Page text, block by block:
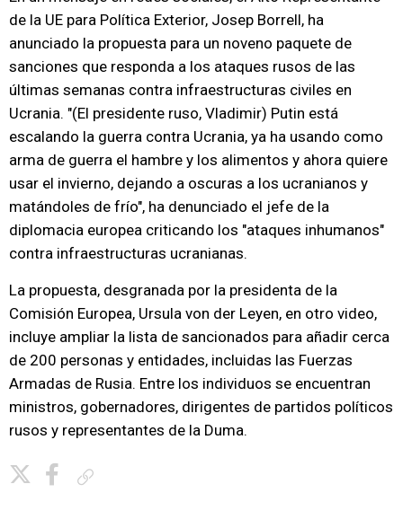
de la UE para Política Exterior, Josep Borrell, ha
anunciado la propuesta para un noveno paquete de
sanciones que responda a los ataques rusos de las
últimas semanas contra infraestructuras civiles en
Ucrania. "(El presidente ruso, Vladimir) Putin está
escalando la guerra contra Ucrania, ya ha usando como
arma de guerra el hambre y los alimentos y ahora quiere
usar el invierno, dejando a oscuras a los ucranianos y
matándoles de frío", ha denunciado el jefe de la
diplomacia europea criticando los "ataques inhumanos"
contra infraestructuras ucranianas.
La propuesta, desgranada por la presidenta de la
Comisión Europea, Ursula von der Leyen, en otro video,
incluye ampliar la lista de sancionados para añadir cerca
de 200 personas y entidades, incluidas las Fuerzas
Armadas de Rusia. Entre los individuos se encuentran
ministros, gobernadores, dirigentes de partidos políticos
rusos y representantes de la Duma.